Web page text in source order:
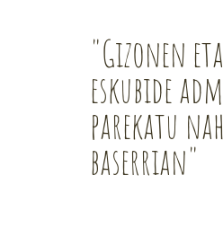
"Gizonen
eskubide
parekatu
baserrian"